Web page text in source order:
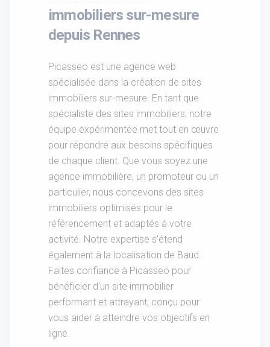
immobiliers sur-mesure
depuis Rennes
Picasseo est une agence web
spécialisée dans la création de sites
immobiliers sur-mesure. En tant que
spécialiste des sites immobiliers, notre
équipe expérimentée met tout en œuvre
pour répondre aux besoins spécifiques
de chaque client. Que vous soyez une
agence immobilière, un promoteur ou un
particulier, nous concevons des sites
immobiliers optimisés pour le
référencement et adaptés à votre
activité. Notre expertise s'étend
également à la localisation de Baud.
Faites confiance à Picasseo pour
bénéficier d'un site immobilier
performant et attrayant, conçu pour
vous aider à atteindre vos objectifs en
ligne.